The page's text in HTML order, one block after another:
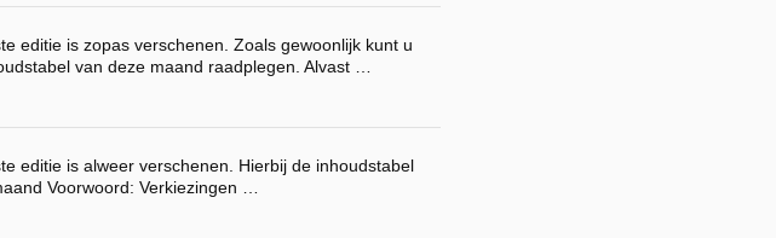
editie is zopas verschenen. Zoals gewoonlijk kunt u
van deze maand raadplegen. Alvast …
editie is alweer verschenen. Hierbij de inhoudstabel
Voorwoord: Verkiezingen …